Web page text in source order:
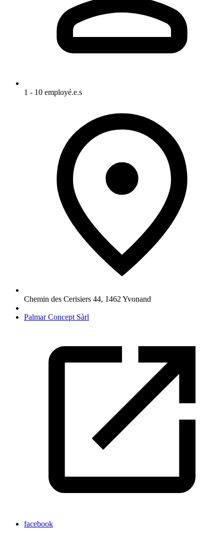
1 - 10 employé.e.s
Chemin des Cerisiers 44, 1462 Yvonand
Palmar Concept Sàrl
facebook